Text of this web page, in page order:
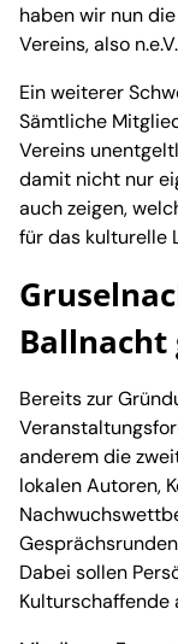
haben wir nun
Vereins, also
Ein weiterer
Sämtliche
Vereins
damit nicht nur
auch zeigen,
für das kulturelle
Ballnacht
Bereits zur
anderem die
lokalen Autoren,
Dabei sollen
Kulturschaffende